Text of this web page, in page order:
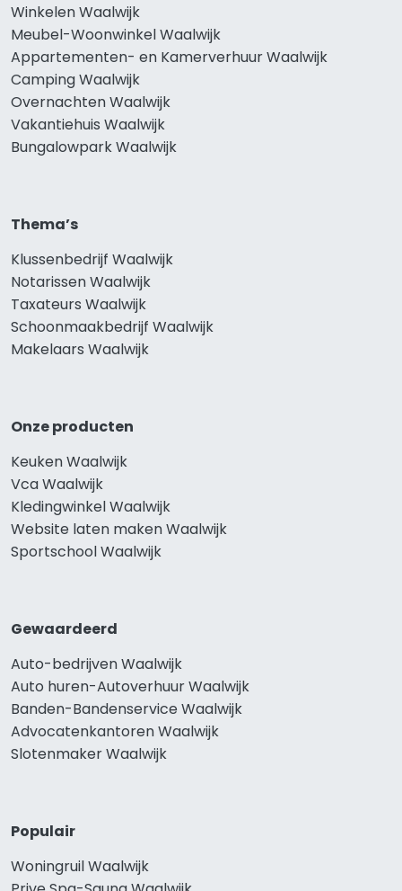
Winkelen Waalwijk
Meubel-Woonwinkel Waalwijk
Appartementen- en Kamerverhuur Waalwijk
Camping Waalwijk
Overnachten Waalwijk
Vakantiehuis Waalwijk
Bungalowpark Waalwijk
Thema’s
Klussenbedrijf Waalwijk
Notarissen Waalwijk
Taxateurs Waalwijk
Schoonmaakbedrijf Waalwijk
Makelaars Waalwijk
Onze producten
Keuken Waalwijk
Vca Waalwijk
Kledingwinkel Waalwijk
Website laten maken Waalwijk
Sportschool Waalwijk
Gewaardeerd
Auto-bedrijven Waalwijk
Auto huren-Autoverhuur Waalwijk
Banden-Bandenservice Waalwijk
Advocatenkantoren Waalwijk
Slotenmaker Waalwijk
Populair
Woningruil Waalwijk